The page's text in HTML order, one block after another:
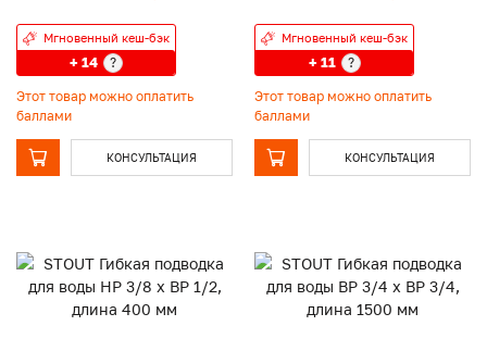
Мгновенный кеш-бэк
+ 14 ?
Этот товар можно оплатить
баллами
КОНСУЛЬТАЦИЯ
Мгновенный кеш-бэк
+ 11 ?
Этот товар можно оплатить
баллами
КОНСУЛЬТАЦИЯ